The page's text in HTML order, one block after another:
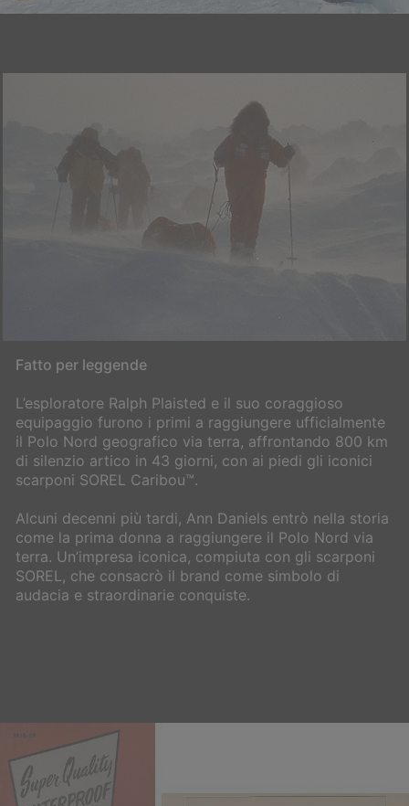
Fatto per leggende
L’esploratore Ralph Plaisted e il suo coraggioso
equipaggio furono i primi a raggiungere ufficialmente
il Polo Nord geografico via terra, affrontando 800 km
di silenzio artico in 43 giorni, con ai piedi gli iconici
scarponi SOREL Caribou™.
Alcuni decenni più tardi, Ann Daniels entrò nella storia
come la prima donna a raggiungere il Polo Nord via
terra. Un’impresa iconica, compiuta con gli scarponi
SOREL, che consacrò il brand come simbolo di
audacia e straordinarie conquiste.